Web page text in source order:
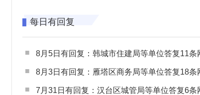
每日有回复
8月5日有回复：韩城市住建局等单位答复11条网民
8月3日有回复：雁塔区商务局等单位答复18条网民
7月31日有回复：汉台区城管局等单位答复6条网民